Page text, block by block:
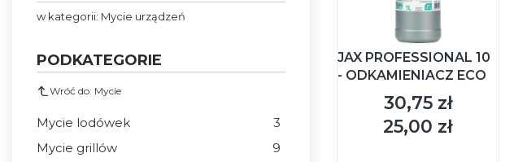
w kategorii: Mycie urządzeń
PODKATEGORIE
Wróć do: Mycie
Mycie lodówek
3
Mycie grillów
9
JAX PROFESSIONAL 10
- ODKAMIENIACZ ECO
Cena
30,75 zł
Cena
25,00 zł